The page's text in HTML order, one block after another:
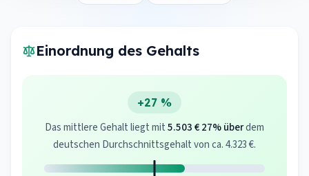
Einordnung des Gehalts
+27 %
Das mittlere Gehalt liegt mit5.503 €27% überdem
deutschen Durchschnittsgehalt von ca. 4.323 €.